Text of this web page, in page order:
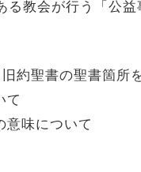
教会が行う「公益
約聖書の聖書箇所
て
意味について